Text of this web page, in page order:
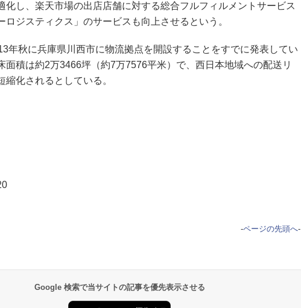
化し、楽天市場の出店店舗に対する総合フルフィルメントサービス
ロジスティクス」のサービスも向上させるという。
年秋に兵庫県川西市に物流拠点を開設することをすでに発表してい
面積は約2万3466坪（約7万7576平米）で、西日本地域への配送リ
縮化されるとしている。
-ページの先頭へ-
Google 検索で当サイトの記事を優先表示させる